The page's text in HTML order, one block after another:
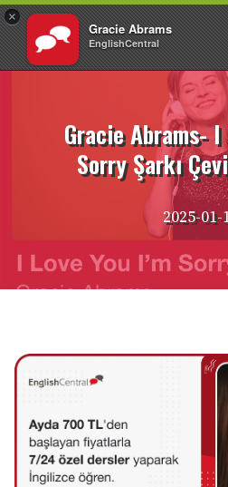
×
Gracie Abrams
EnglishCentral
İçeriğe
Gracie Abrams- I
Sorry Şarkı
2025-01-